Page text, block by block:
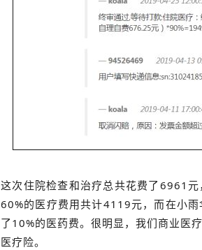
这次住院检查和治疗总共花费了6961
60%的医疗费用共计4119元，而在小
了10%的医药费。很明显，我们商业医
医疗险。